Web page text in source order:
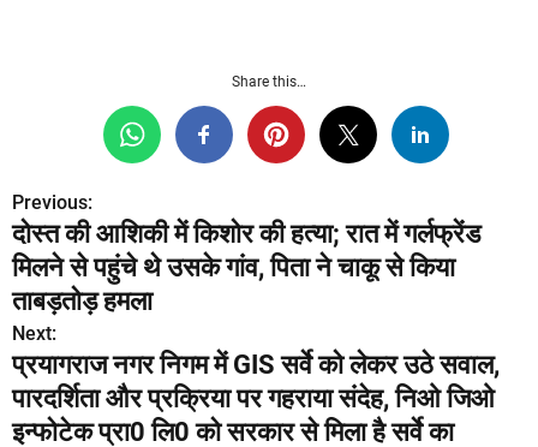
Share this…
P
o
s
t
n
a
Previous:
दोस्त की आशिकी में किशोर की हत्या; रात में गर्लफ्रेंड
मिलने से पहुंचे थे उसके गांव, पिता ने चाकू से किया
ताबड़तोड़ हमला
Next:
प्रयागराज नगर निगम में GIS सर्वे को लेकर उठे सवाल,
पारदर्शिता और प्रक्रिया पर गहराया संदेह, निओ जिओ
इन्फोटेक प्रा0 लि0 को सरकार से मिला है सर्वे का